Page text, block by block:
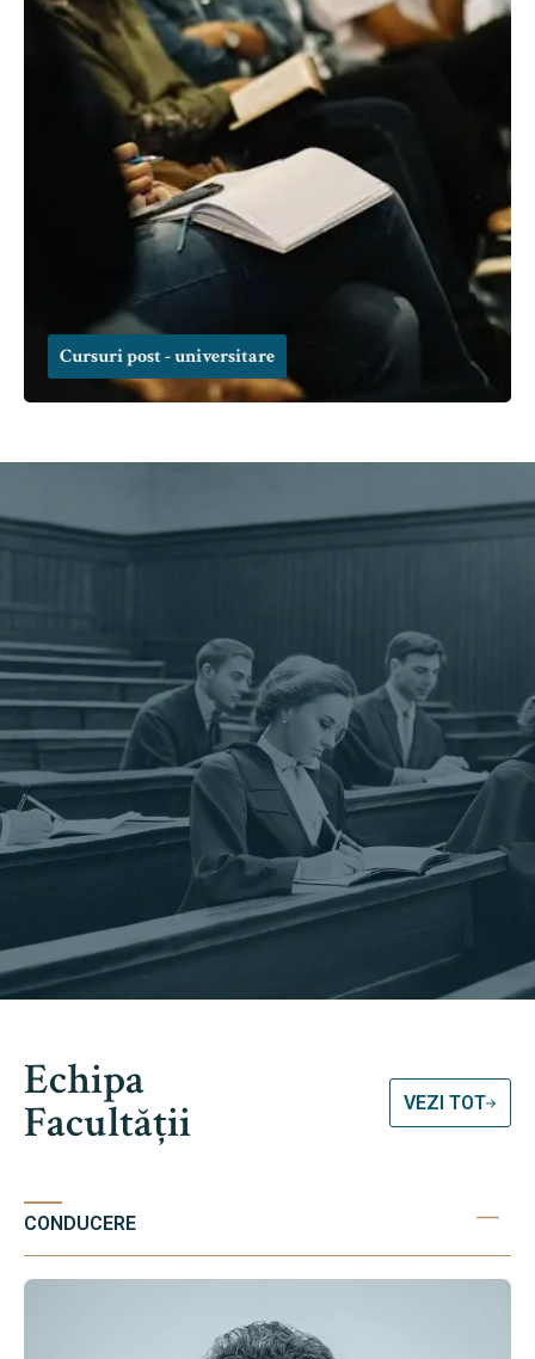
Cursuri post - universitare
Echipa
Facultății VEZI TOT
CONDUCERE